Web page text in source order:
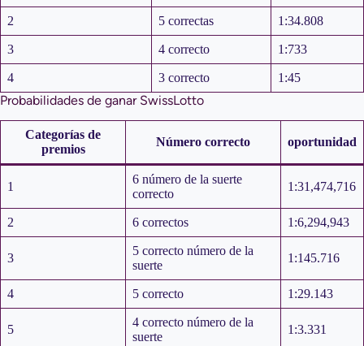
2 5 correctas 1:34.808
3 4 correcto 1:733
4 3 correcto 1:45
Probabilidades de ganar SwissLotto
Categorías de
premios
Número correcto oportunidad
1
6 número de la suerte
correcto
1:31,474,716
2 6 correctos 1:6,294,943
3
5 correcto número de la
suerte
1:145.716
4 5 correcto 1:29.143
5
4 correcto número de la
suerte
1:3.331